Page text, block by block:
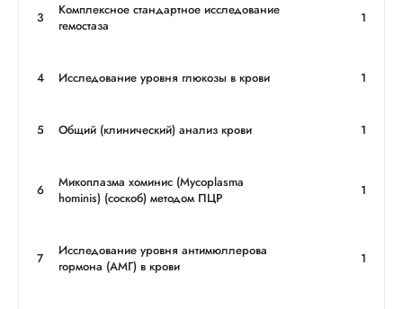
3
Комплексное стандартное исследование
гемостаза
1
4 Исследование уровня глюкозы в крови 1
5 Общий (клинический) анализ крови 1
6
Микоплазма хоминис (Mycoplasma
hominis) (соскоб) методом ПЦР
1
7
Исследование уровня антимюллерова
гормона (АМГ) в крови
1